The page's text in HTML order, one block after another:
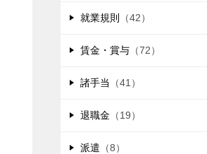
就業規則 （42）
賃金・賞与 （72）
諸手当 （41）
退職金 （19）
派遣 （8）